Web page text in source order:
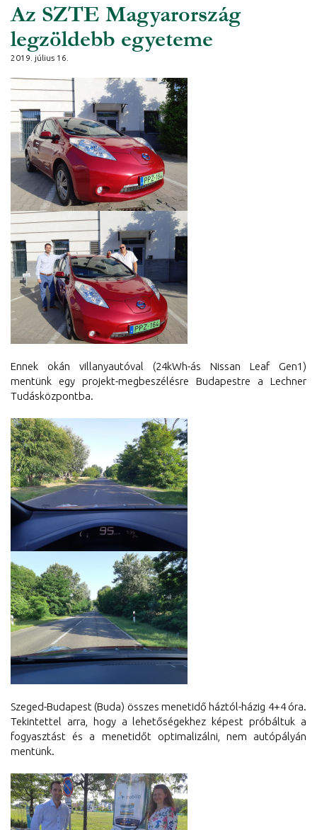
Az SZTE Magyarország
legzöldebb egyeteme
2019. július 16.
Ennek okán villanyautóval (24kWh-ás Nissan Leaf Gen1)
mentünk egy projekt-megbeszélésre Budapestre a Lechner
Tudásközpontba.
Szeged-Budapest (Buda) összes menetidő háztól-házig 4+4 óra.
Tekintettel arra, hogy a lehetőségekhez képest próbáltuk a
fogyasztást és a menetidőt optimalizálni, nem autópályán
mentünk.